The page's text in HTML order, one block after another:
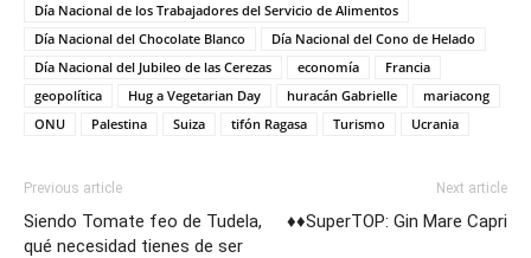
Día Nacional de los Trabajadores del Servicio de Alimentos
Día Nacional del Chocolate Blanco
Día Nacional del Cono de Helado
Día Nacional del Jubileo de las Cerezas
economía
Francia
geopolítica
Hug a Vegetarian Day huracán Gabrielle
mariacong
ONU
Palestina Suiza tifón Ragasa Turismo Ucrania
Previous article
Siendo Tomate feo de Tudela,
qué necesidad tienes de ser
Next article
♦♦SuperTOP: Gin Mare Capri